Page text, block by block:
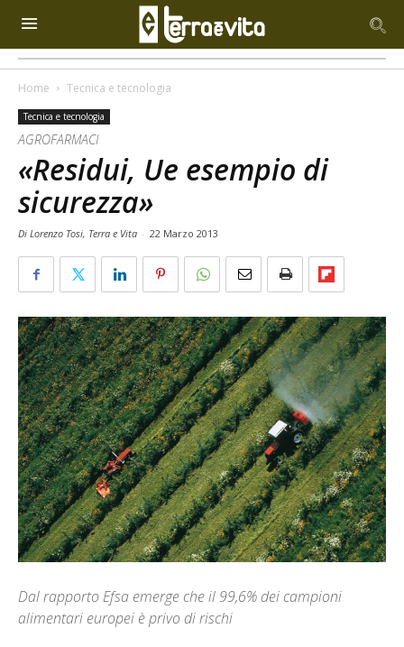
Home Tecnica e tecnologia
Tecnica e tecnologia
AGROFARMACI
«Residui, Ue esempio di
sicurezza»
Di Lorenzo Tosi, Terra e Vita - 22 Marzo 2013
Dal rapporto Efsa emerge che il 99,6% dei campioni
alimentari europei è privo di rischi